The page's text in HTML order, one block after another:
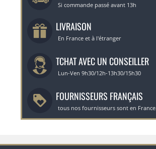
Si commande passé avant 13h
LIVRAISON
En France et à l'étranger
TCHAT AVEC UN CONSEILLER
Lun-Ven 9h30/12h-13h30/15h30
FOURNISSEURS FRANÇAIS
tous nos fournisseurs sont en France.